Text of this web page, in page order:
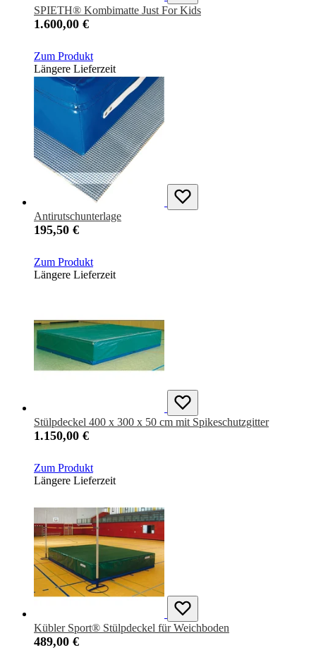
SPIETH® Kombimatte Just For Kids
1.600,00 €
Zum Produkt
Längere Lieferzeit
Antirutschunterlage
195,50 €
Zum Produkt
Längere Lieferzeit
Stülpdeckel 400 x 300 x 50 cm mit Spikeschutzgitter
1.150,00 €
Zum Produkt
Längere Lieferzeit
Kübler Sport® Stülpdeckel für Weichboden
489,00 €